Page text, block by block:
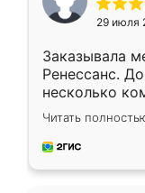
29 июля
Заказывала
Ренессанс.
несколько
эту. Сначала
приехал
и снял
Читать